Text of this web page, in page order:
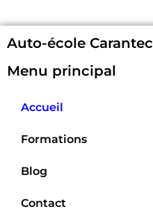
Auto-école Carantec
Menu principal
Accueil
Formations
Blog
Contact